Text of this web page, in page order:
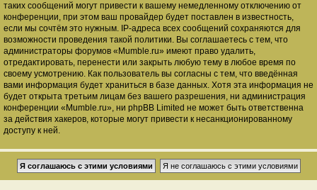
таких сообщений могут привести к вашему немедленному отключению от
конференции, при этом ваш провайдер будет поставлен в известность,
если мы сочтём это нужным. IP-адреса всех сообщений сохраняются для
возможности проведения такой политики. Вы соглашаетесь с тем, что
администраторы форумов «Mumble.ru» имеют право удалить,
отредактировать, перенести или закрыть любую тему в любое время по
своему усмотрению. Как пользователь вы согласны с тем, что введённая
вами информация будет храниться в базе данных. Хотя эта информация не
будет открыта третьим лицам без вашего разрешения, ни администрация
конференции «Mumble.ru», ни phpBB Limited не может быть ответственна
за действия хакеров, которые могут привести к несанкционированному
доступу к ней.